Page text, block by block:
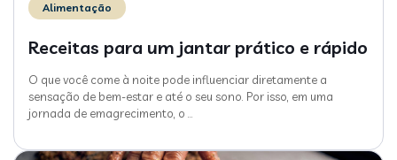
Alimentação
Receitas para um jantar prático e rápido
O que você come à noite pode influenciar diretamente a
sensação de bem-estar e até o seu sono. Por isso, em uma
jornada de emagrecimento, o …